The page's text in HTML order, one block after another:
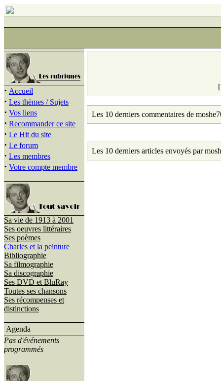
· Accueil
· Les thèmes / Sujets
· Vos liens
· Recommander ce site
· Le Hit du site
· Le forum
· Les membres
· Votre compte membre
Sa vie de 1913 à 2001
Ses oeuvres littéraires
Ses poèmes
Charles et la peinture
Bibliographie
Sa filmographie
Sa discographie
Ses DVD et BluRay
Toutes ses chansons
Ses récompenses et
distinctions
Agenda
Pas d'événements
programmés
Les 10 derniers commentaires de
Les 10 derniers articles envoyés par